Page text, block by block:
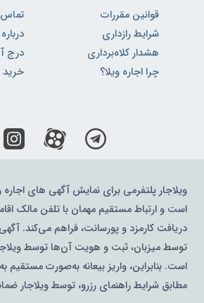
قوانین مقررات
شرایط رازداری
هشدار کلاه‌برداری
چرا اجاره ویلا؟
تماس
درج
خرید
ویلاجار پلتفرمی برای نمایش آگهی های اجاره
است و ارتباط مستقیم مهمان با تلفن مالک
دریافت کارمزد و پورسانت، فراهم می‌کند.
توسط میزبان، ثبت و هویت آن‌ها توسط
است. بنابراین، واریز بیعانه به‌صورت مستقیم
مطابق شرایط راهنمای رزرو، توسط ویلاجار